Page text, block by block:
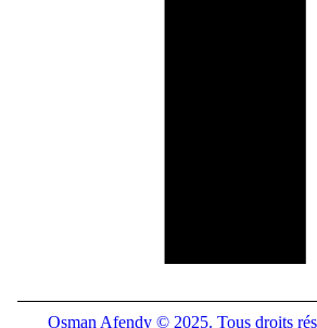
Osman Afendy © 2025. Tous droits